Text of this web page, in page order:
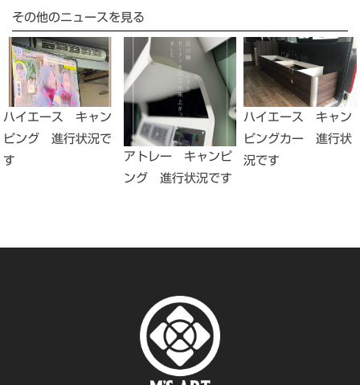
その他のニュースを見る
ハイエース キャン
ピング 進行状況で
す
アトレー キャンピ
ング 進行状況です
ハイエース キャン
ピングカー 進行状
況です